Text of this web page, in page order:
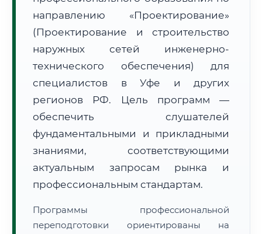
Расчет логистики оригиналов:
• Экспресс-доставка СДЭК / Почтой: 2–3 рабочих дня
🔍Нажмите на документ для увеличения и просмотра
направлению «Проектирование»
(Проектирование и строительство
наружных сетей инженерно-
технического обеспечения) для
специалистов в Уфе и других
регионов РФ. Цель программ —
обеспечить слушателей
фундаментальными и прикладными
знаниями, соответствующими
актуальным запросам рынка и
профессиональным стандартам.
Программы профессиональной
переподготовки ориентированы на